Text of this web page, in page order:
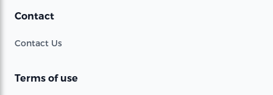
Contact
Contact Us
Terms of use